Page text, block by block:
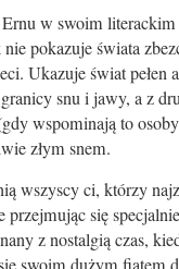
Ernu w swoim literackim
pokazuje świata
Ukazuje świat pełen
snu i jawy, a z
wspominają to
złym snem.
wszyscy ci, którzy
przejmując się
z nostalgią czas,